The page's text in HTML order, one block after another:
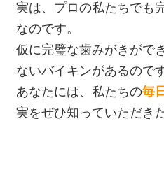
実は、プロの私たちでも
なのです。
仮に完璧な歯みがきがで
ないバイキンがあるので
あなたには、私たちの毎
実をぜひ知っていただき